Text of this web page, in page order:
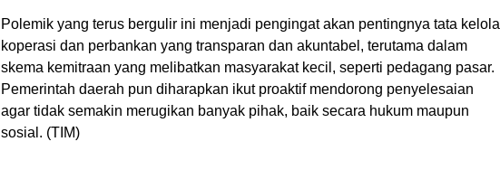
Polemik yang terus bergulir ini menjadi pengingat akan pentingnya tata kelola
koperasi dan perbankan yang transparan dan akuntabel, terutama dalam
skema kemitraan yang melibatkan masyarakat kecil, seperti pedagang pasar.
Pemerintah daerah pun diharapkan ikut proaktif mendorong penyelesaian
agar tidak semakin merugikan banyak pihak, baik secara hukum maupun
sosial. (TIM)